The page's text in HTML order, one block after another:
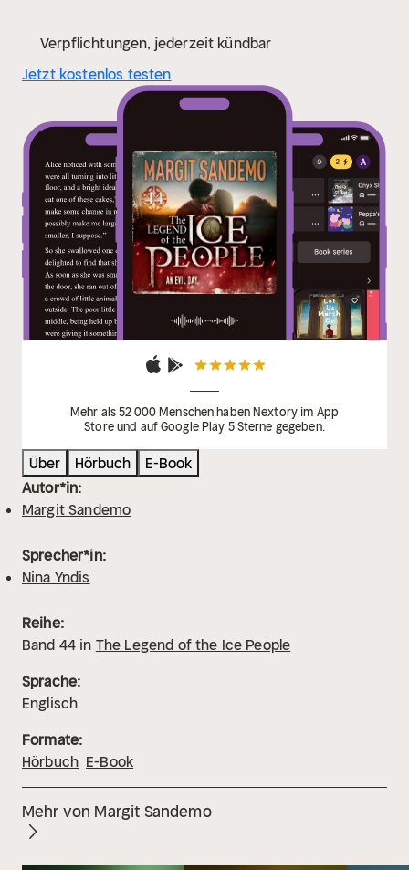
Verpflichtungen, jederzeit kündbar
Jetzt kostenlos testen
Mehr als 52 000 Menschen haben Nextory im App
Store und auf Google Play 5 Sterne gegeben.
Über Hörbuch
E-Book
Autor*in:
Margit Sandemo
Sprecher*in:
Nina Yndis
Reihe:
Band 44 in The Legend of the Ice People
Sprache:
Englisch
Formate:
Hörbuch E-Book
Mehr von Margit Sandemo